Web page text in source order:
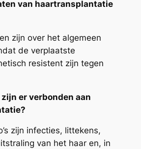
van haartransplantatie
zijn over het algemeen
de verplaatste
resistent zijn tegen
zijn er verbonden aan
zijn infecties, littekens,
van het haar en, in